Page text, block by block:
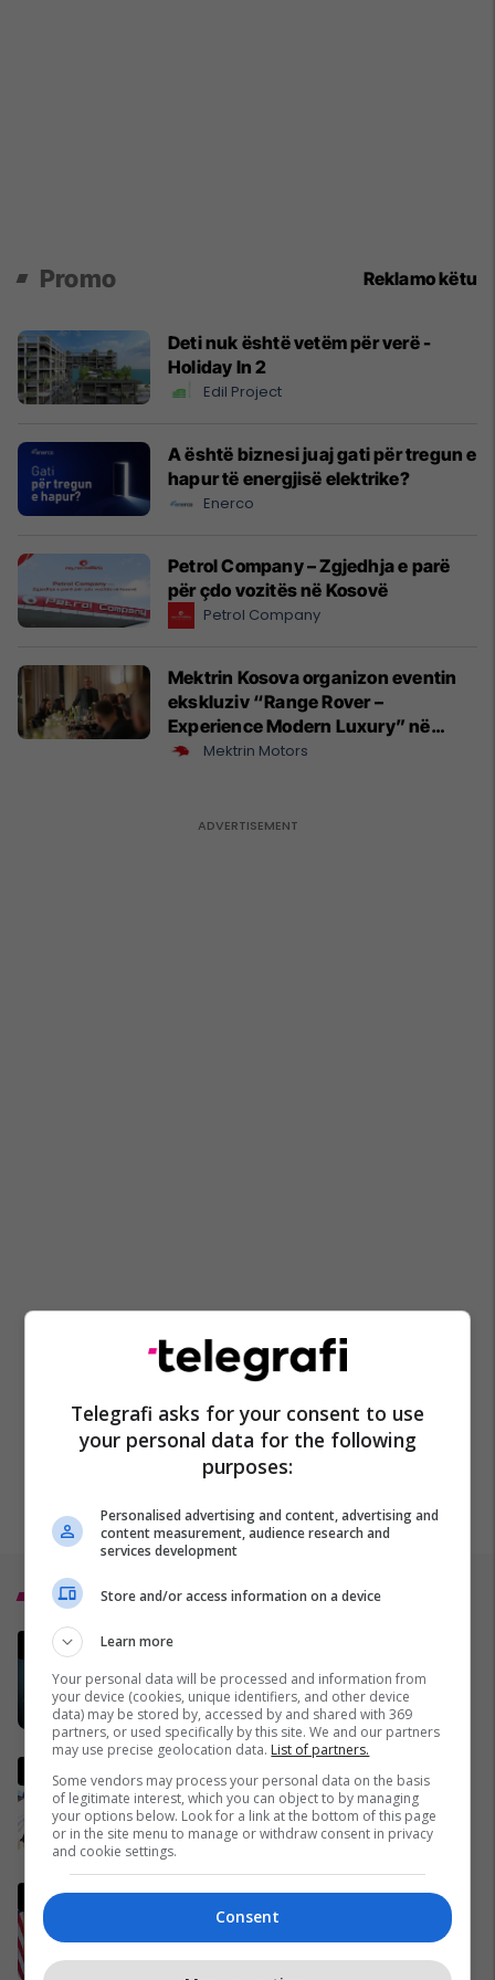
Promo Reklamo këtu
Deti nuk është vetëm për verë -
Holiday In 2
Edil Project
A është biznesi juaj gati për tregun e
hapur të energjisë elektrike?
Enerco
Petrol Company – Zgjedhja e parë
për çdo vozitës në Kosovë
Petrol Company
Mektrin Kosova organizon eventin
ekskluziv “Range Rover –
Experience Modern Luxury” në
Prishtinë
Mektrin Motors
Top 5
Mesme
02/04/2026
mbante dy orë të markës
Rolex? (Foto)
29/11/2016
Ish-zyrtari amerikan, Kent:
SHBA-ja do të largohet nga
NATO dhe do ta mbështet
Izraelin në një luftë të
Telegrafi asks for your consent to use
your personal data for the following
purposes:
Personalised advertising and content, advertising and
content measurement, audience research and
services development
Store and/or access information on a device
Learn more
Your personal data will be processed and information from
your device (cookies, unique identifiers, and other device
data) may be stored by, accessed by and shared with 369
partners, or used specifically by this site. We and our partners
may use precise geolocation data. List of partners.
Some vendors may process your personal data on the basis
of legitimate interest, which you can object to by managing
your options below. Look for a link at the bottom of this page
or in the site menu to manage or withdraw consent in privacy
and cookie settings.
Consent